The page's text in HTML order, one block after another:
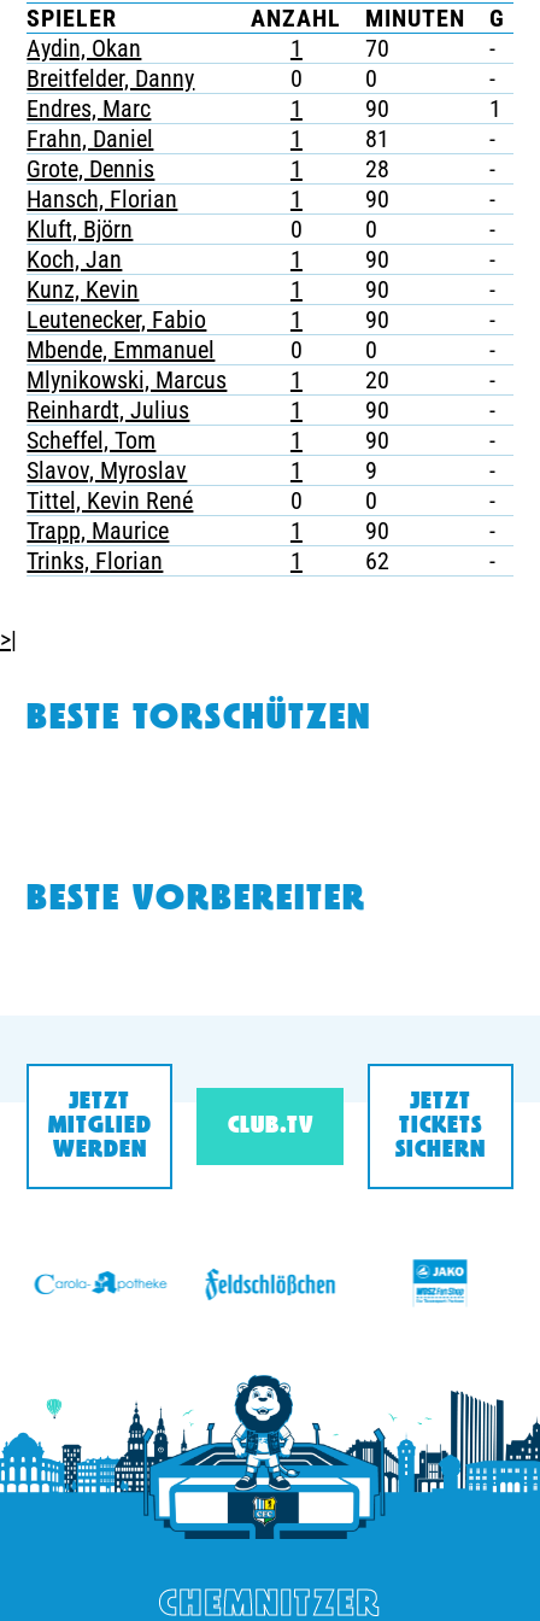
TICKETING
SPIELER
ANZAHL MINUTEN G
Aydin, Okan
1 70 -
Breitfelder, Danny
0 0 -
Endres, Marc
1 90 1
Frahn, Daniel
1 81 -
Grote, Dennis
1 28 -
Hansch, Florian
1 90 -
Kluft, Björn
0 0 -
Koch, Jan
1 90 -
Kunz, Kevin
1 90 -
Leutenecker, Fabio
1 90 -
Mbende, Emmanuel
0 0 -
Mlynikowski, Marcus
1 20 -
Reinhardt, Julius
1 90 -
Scheffel, Tom
1 90 -
Slavov, Myroslav
1 9 -
Tittel, Kevin René
0 0 -
Trapp, Maurice
1 90 -
Trinks, Florian
1 62 -
>|
BESTE TORSCHÜTZEN
BESTE VORBEREITER
JETZT
MITGLIED
WERDEN
CLUB.TV
JETZT
TICKETS
SICHERN
CHEMNITZER